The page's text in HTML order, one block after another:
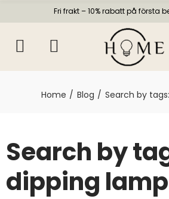
Fri frakt – 10% rabatt på första
Home Blog Search by
Search by
dipping lamp